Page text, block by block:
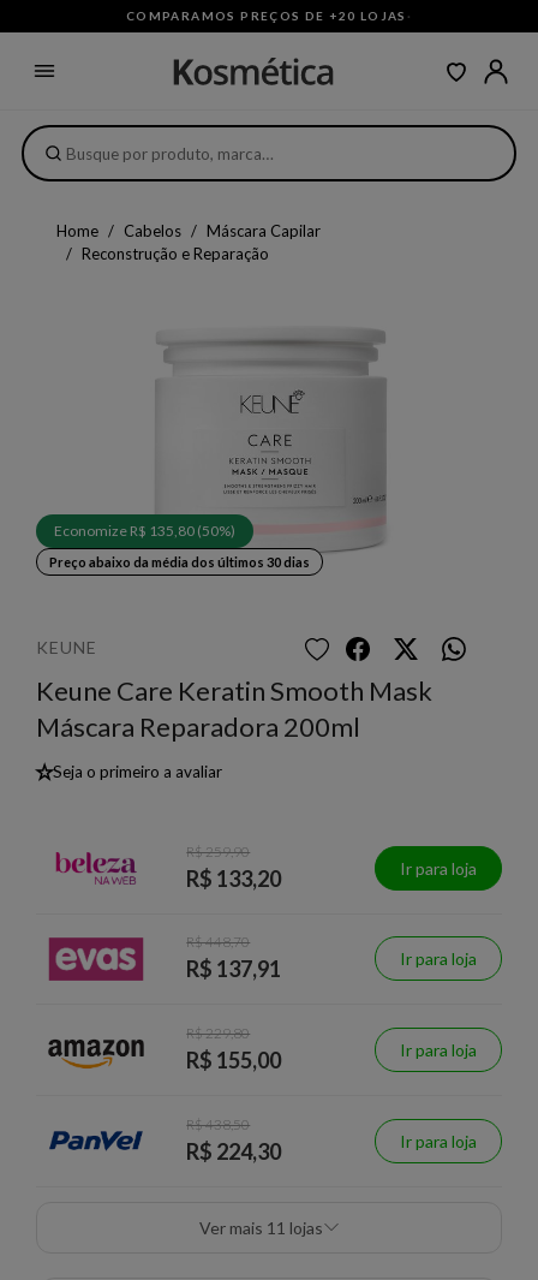
COMPARAMOS PREÇOS DE +20 LOJAS ·
Home Cabelos
Máscara Capilar
Reconstrução e Reparação
Economize R$ 135,80 (50%)
Preço abaixo da média dos últimos 30 dias
KEUNE
Keune Care Keratin Smooth Mask
Máscara Reparadora 200ml
★Seja o primeiro a avaliar
R$ 259,90
R$ 133,20 Ir para loja
R$ 448,70
R$ 137,91 Ir para loja
R$ 229,80
R$ 155,00 Ir para loja
R$ 438,50
R$ 224,30 Ir para loja
Ver mais 11 lojas